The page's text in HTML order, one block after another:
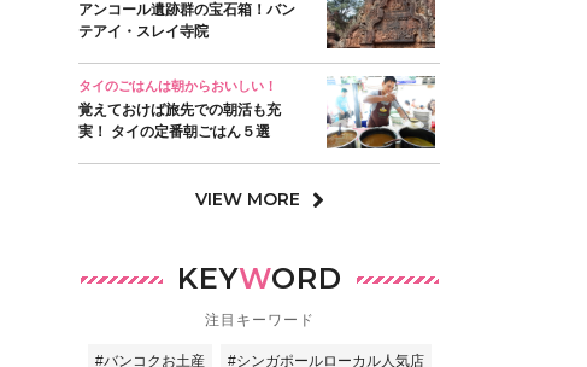
アンコール遺跡群の宝石箱！バン
テアイ・スレイ寺院
タイのごはんは朝からおいしい！
覚えておけば旅先での朝活も充
実！ タイの定番朝ごはん５選
VIEW MORE
KEYWORD
注目キーワード
#バンコクお土産 #シンガポールローカル人気店